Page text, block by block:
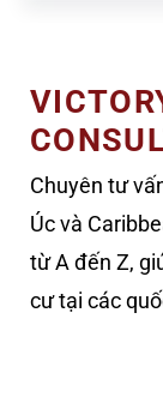
Chuyên tư
Úc và
từ A đến Z,
cư tại các